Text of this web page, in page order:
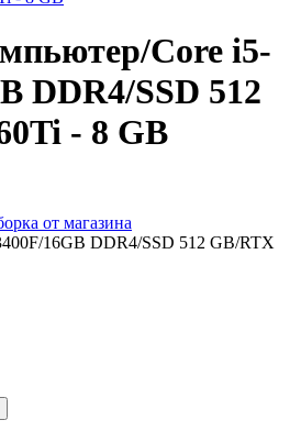
Core i5-
DDR4/SSD 512
- 8 GB
от магазина
16GB DDR4/SSD 512 GB/RTX